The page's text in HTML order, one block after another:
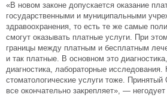
«В новом законе допускается оказание
государственными и муниципальными
здравоохранения, то есть те же самые
смогут оказывать платные услуги. При
границы между платным и бесплатным
и так платные. В основном это
диагностика, лабораторные исследования.
стоматологические услуги тоже.
все окончательно закрепляет», —